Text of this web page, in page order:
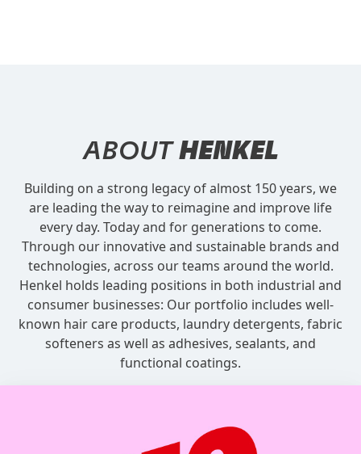
ABOUTHENKEL
Building on a strong legacy of almost 150 years, we
are leading the way to reimagine and improve life
every day. Today and for generations to come.
Through our innovative and sustainable brands and
technologies, across our teams around the world.
Henkel holds leading positions in both industrial and
consumer businesses: Our portfolio includes well-
known hair care products, laundry detergents, fabric
softeners as well as adhesives, sealants, and
functional coatings.